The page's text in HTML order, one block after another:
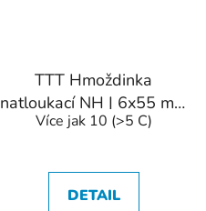
TTT Hmoždinka
natloukací NH | 6x55 mm
1bal/100ks
Více jak 10 (>5 C)
DETAIL